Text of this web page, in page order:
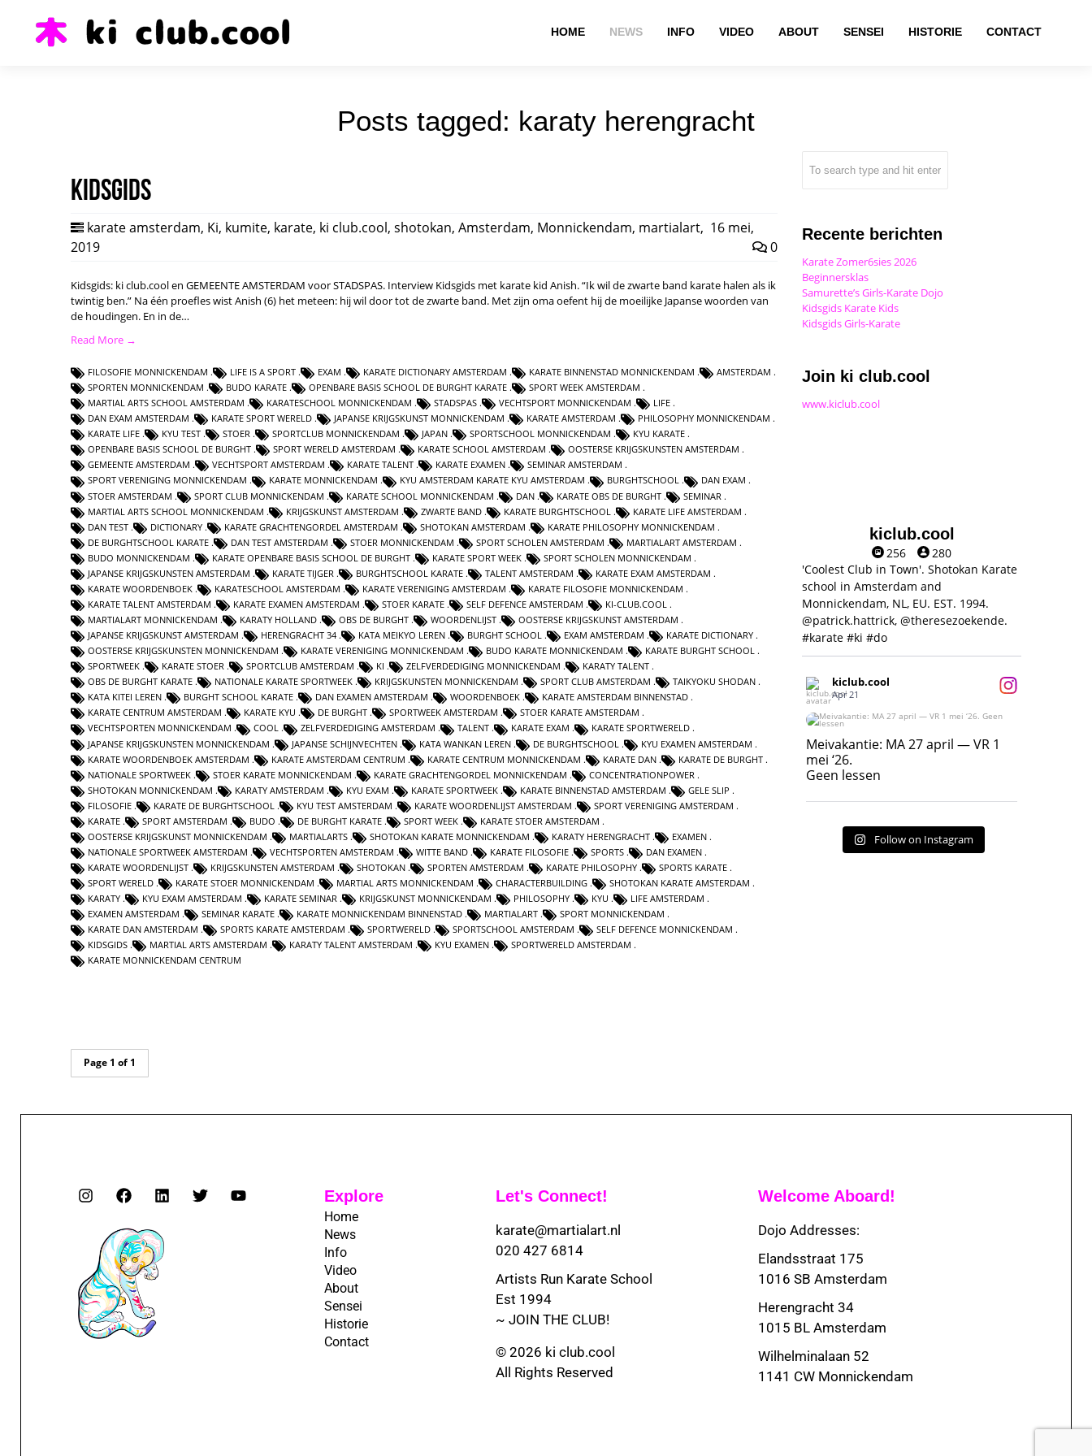
HOME NEWS INFO VIDEO ABOUT SENSEI HISTORIE CONTACT
Posts tagged: karaty herengracht
Kidsgids
karate amsterdam, Ki, kumite, karate, ki club.cool, shotokan, Amsterdam, Monnickendam, martialart, 16 mei,
2019
0
Kidsgids: ki club.cool en GEMEENTE AMSTERDAM voor STADSPAS. Interview Kidsgids met karate kid Anish. “Ik wil de zwarte band karate halen als ik
twintig ben.” Na één proefles wist Anish (6) het meteen: hij wil door tot de zwarte band. Met zijn oma oefent hij de moeilijke Japanse woorden van
de houdingen. En in de…
Read More →
FILOSOFIE MONNICKENDAM LIFE IS A SPORT EXAM KARATE DICTIONARY AMSTERDAM KARATE BINNENSTAD MONNICKENDAM
AMSTERDAM
SPORTEN MONNICKENDAM
BUDO KARATE OPENBARE BASIS SCHOOL DE BURGHT KARATE
SPORT WEEK AMSTERDAM
MARTIAL ARTS SCHOOL AMSTERDAM
KARATESCHOOL MONNICKENDAM STADSPAS VECHTSPORT MONNICKENDAM
LIFE
DAN EXAM AMSTERDAM
KARATE SPORT WERELD JAPANSE KRIJGSKUNST MONNICKENDAM KARATE AMSTERDAM
PHILOSOPHY MONNICKENDAM
KARATE LIFE
KYU TEST STOER SPORTCLUB MONNICKENDAM JAPAN SPORTSCHOOL MONNICKENDAM
KYU KARATE
OPENBARE BASIS SCHOOL DE BURGHT
SPORT WERELD AMSTERDAM KARATE SCHOOL AMSTERDAM
OOSTERSE KRIJGSKUNSTEN AMSTERDAM
GEMEENTE AMSTERDAM
VECHTSPORT AMSTERDAM KARATE TALENT KARATE EXAMEN
SEMINAR AMSTERDAM
SPORT VERENIGING MONNICKENDAM
KARATE MONNICKENDAM KYU AMSTERDAM KARATE KYU AMSTERDAM BURGHTSCHOOL
DAN EXAM
STOER AMSTERDAM
SPORT CLUB MONNICKENDAM KARATE SCHOOL MONNICKENDAM DAN KARATE OBS DE BURGHT
SEMINAR
MARTIAL ARTS SCHOOL MONNICKENDAM
KRIJGSKUNST AMSTERDAM ZWARTE BAND KARATE BURGHTSCHOOL
KARATE LIFE AMSTERDAM
DAN TEST
DICTIONARY KARATE GRACHTENGORDEL AMSTERDAM SHOTOKAN AMSTERDAM
KARATE PHILOSOPHY MONNICKENDAM
DE BURGHTSCHOOL KARATE
DAN TEST AMSTERDAM STOER MONNICKENDAM SPORT SCHOLEN AMSTERDAM
MARTIALART AMSTERDAM
BUDO MONNICKENDAM
KARATE OPENBARE BASIS SCHOOL DE BURGHT KARATE SPORT WEEK
SPORT SCHOLEN MONNICKENDAM
JAPANSE KRIJGSKUNSTEN AMSTERDAM
KARATE TIJGER BURGHTSCHOOL KARATE TALENT AMSTERDAM
KARATE EXAM AMSTERDAM
KARATE WOORDENBOEK
KARATESCHOOL AMSTERDAM KARATE VERENIGING AMSTERDAM
KARATE FILOSOFIE MONNICKENDAM
KARATE TALENT AMSTERDAM
KARATE EXAMEN AMSTERDAM STOER KARATE SELF DEFENCE AMSTERDAM
KI-CLUB.COOL
MARTIALART MONNICKENDAM
KARATY HOLLAND OBS DE BURGHT WOORDENLIJST
OOSTERSE KRIJGSKUNST AMSTERDAM
JAPANSE KRIJGSKUNST AMSTERDAM
HERENGRACHT 34 KATA MEIKYO LEREN BURGHT SCHOOL EXAM AMSTERDAM
KARATE DICTIONARY
OOSTERSE KRIJGSKUNSTEN MONNICKENDAM
KARATE VERENIGING MONNICKENDAM BUDO KARATE MONNICKENDAM
KARATE BURGHT SCHOOL
SPORTWEEK
KARATE STOER SPORTCLUB AMSTERDAM KI ZELFVERDEDIGING MONNICKENDAM
KARATY TALENT
OBS DE BURGHT KARATE
NATIONALE KARATE SPORTWEEK KRIJGSKUNSTEN MONNICKENDAM SPORT CLUB AMSTERDAM
TAIKYOKU SHODAN
KATA KITEI LEREN
BURGHT SCHOOL KARATE DAN EXAMEN AMSTERDAM WOORDENBOEK
KARATE AMSTERDAM BINNENSTAD
KARATE CENTRUM AMSTERDAM
KARATE KYU DE BURGHT SPORTWEEK AMSTERDAM
STOER KARATE AMSTERDAM
VECHTSPORTEN MONNICKENDAM
COOL ZELFVERDEDIGING AMSTERDAM TALENT KARATE EXAM
KARATE SPORTWERELD
JAPANSE KRIJGSKUNSTEN MONNICKENDAM
JAPANSE SCHIJNVECHTEN KATA WANKAN LEREN DE BURGHTSCHOOL
KYU EXAMEN AMSTERDAM
KARATE WOORDENBOEK AMSTERDAM
KARATE AMSTERDAM CENTRUM KARATE CENTRUM MONNICKENDAM KARATE DAN
KARATE DE BURGHT
NATIONALE SPORTWEEK
STOER KARATE MONNICKENDAM KARATE GRACHTENGORDEL MONNICKENDAM
CONCENTRATIONPOWER
SHOTOKAN MONNICKENDAM
KARATY AMSTERDAM KYU EXAM KARATE SPORTWEEK KARATE BINNENSTAD AMSTERDAM
GELE SLIP
FILOSOFIE
KARATE DE BURGHTSCHOOL KYU TEST AMSTERDAM KARATE WOORDENLIJST AMSTERDAM
SPORT VERENIGING AMSTERDAM
KARATE
SPORT AMSTERDAM BUDO DE BURGHT KARATE SPORT WEEK
KARATE STOER AMSTERDAM
OOSTERSE KRIJGSKUNST MONNICKENDAM
MARTIALARTS SHOTOKAN KARATE MONNICKENDAM KARATY HERENGRACHT
EXAMEN
NATIONALE SPORTWEEK AMSTERDAM
VECHTSPORTEN AMSTERDAM WITTE BAND KARATE FILOSOFIE SPORTS
DAN EXAMEN
KARATE WOORDENLIJST
KRIJGSKUNSTEN AMSTERDAM SHOTOKAN SPORTEN AMSTERDAM KARATE PHILOSOPHY
SPORTS KARATE
SPORT WERELD
KARATE STOER MONNICKENDAM MARTIAL ARTS MONNICKENDAM CHARACTERBUILDING
SHOTOKAN KARATE AMSTERDAM
KARATY
KYU EXAM AMSTERDAM KARATE SEMINAR KRIJGSKUNST MONNICKENDAM PHILOSOPHY KYU
LIFE AMSTERDAM
EXAMEN AMSTERDAM
SEMINAR KARATE KARATE MONNICKENDAM BINNENSTAD MARTIALART
SPORT MONNICKENDAM
KARATE DAN AMSTERDAM
SPORTS KARATE AMSTERDAM SPORTWERELD SPORTSCHOOL AMSTERDAM
SELF DEFENCE MONNICKENDAM
KIDSGIDS
MARTIAL ARTS AMSTERDAM KARATY TALENT AMSTERDAM KYU EXAMEN
SPORTWERELD AMSTERDAM
KARATE MONNICKENDAM CENTRUM
Page 1 of 1
Recente berichten
Karate Zomer6sies 2026
Beginnersklas
Samurette’s Girls-Karate Dojo
Kidsgids Karate Kids
Kidsgids Girls-Karate
Join ki club.cool
www.kiclub.cool
kiclub.cool
256
280
'Coolest Club in Town'. Shotokan Karate
school in Amsterdam and
Monnickendam, NL, EU. EST. 1994.
@patrick.hattrick, @theresezoekende.
#karate #ki #do
kiclub.cool
Apr 21
Meivakantie: MA 27 april — VR 1 mei ‘26.
Geen lessen
17
Meivakantie: MA 27 april — VR 1
mei ‘26.
Geen lessen
Follow on Instagram
Explore
Home
News
Info
Video
About
Sensei
Historie
Contact
Let's Connect!
karate@martialart.nl
020 427 6814
Artists Run Karate School
Est 1994
~ JOIN THE CLUB!
© 2026 ki club.cool
All Rights Reserved
Welcome Aboard!
Dojo Addresses:
Elandsstraat 175
1016 SB Amsterdam
Herengracht 34
1015 BL Amsterdam
Wilhelminalaan 52
1141 CW Monnickendam